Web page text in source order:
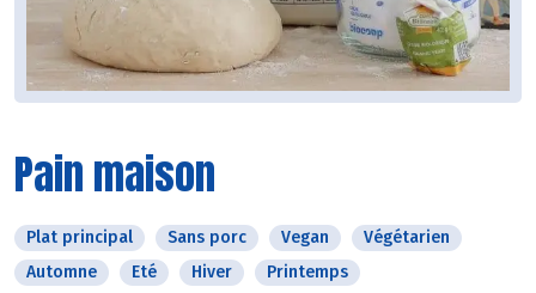
Pain maison
Plat principal Sans porc Vegan
Végétarien
Automne
Eté Hiver Printemps